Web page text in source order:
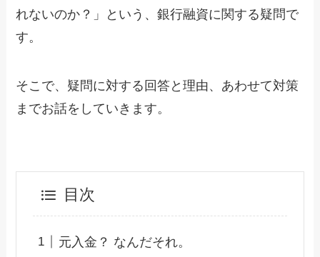
れないのか？」という、銀行融資に関する疑問で
す。
そこで、疑問に対する回答と理由、あわせて対策
までお話をしていきます。
目次
元入金？ なんだそれ。